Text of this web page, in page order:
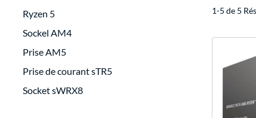
Ryzen 5
Sockel AM4
Prise AM5
Prise de courant sTR5
Socket sWRX8
1-5 de 5